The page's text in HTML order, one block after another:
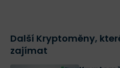
Další Kryptoměny,
zajímat